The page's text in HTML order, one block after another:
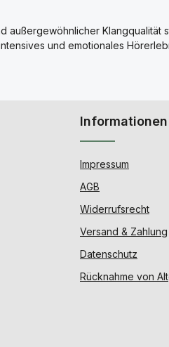
außergewöhnlicher Klangqualität
und emotionales
Informationen
Impressum
AGB
Widerrufsrecht
Versand & Zahlung
Datenschutz
Rücknahme von